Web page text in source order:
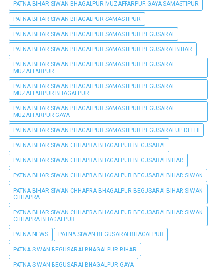
PATNA BIHAR SIWAN BHAGALPUR MUZAFFARPUR GAYA SAMASTIPUR
PATNA BIHAR SIWAN BHAGALPUR SAMASTIPUR
PATNA BIHAR SIWAN BHAGALPUR SAMASTIPUR BEGUSARAI
PATNA BIHAR SIWAN BHAGALPUR SAMASTIPUR BEGUSARAI BIHAR
PATNA BIHAR SIWAN BHAGALPUR SAMASTIPUR BEGUSARAI
MUZAFFARPUR
PATNA BIHAR SIWAN BHAGALPUR SAMASTIPUR BEGUSARAI
MUZAFFARPUR BHAGALPUR
PATNA BIHAR SIWAN BHAGALPUR SAMASTIPUR BEGUSARAI
MUZAFFARPUR GAYA
PATNA BIHAR SIWAN BHAGALPUR SAMASTIPUR BEGUSARAI UP DELHI
PATNA BIHAR SIWAN CHHAPRA BHAGALPUR BEGUSARAI
PATNA BIHAR SIWAN CHHAPRA BHAGALPUR BEGUSARAI BIHAR
PATNA BIHAR SIWAN CHHAPRA BHAGALPUR BEGUSARAI BIHAR SIWAN
PATNA BIHAR SIWAN CHHAPRA BHAGALPUR BEGUSARAI BIHAR SIWAN
CHHAPRA
PATNA BIHAR SIWAN CHHAPRA BHAGALPUR BEGUSARAI BIHAR SIWAN
CHHAPRA BHAGALPUR
PATNA NEWS PATNA SIWAN BEGUSARAI BHAGALPUR
PATNA SIWAN BEGUSARAI BHAGALPUR BIHAR
PATNA SIWAN BEGUSARAI BHAGALPUR GAYA